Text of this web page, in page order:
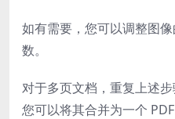
如有需要，您可以调整图
数。
对于多页文档，重复上述
您可以将其合并为一个 PDF